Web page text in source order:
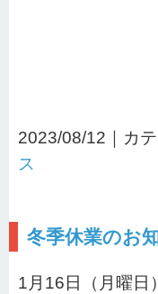
2023/08/12｜カテ
ス
冬季休業のお
1月16日（月曜日